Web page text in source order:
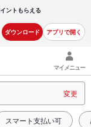
ントもらえる
ダウンロード アプリで開く
マイメニュー
変更
スマート支払い可